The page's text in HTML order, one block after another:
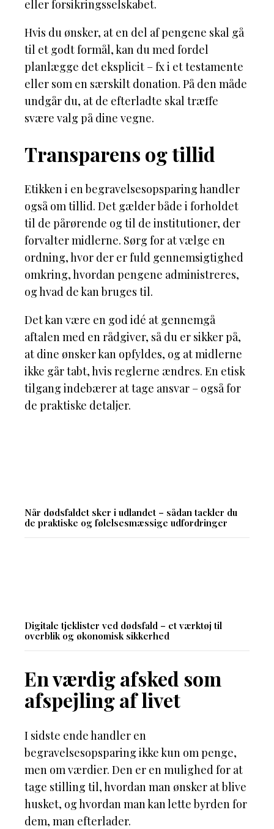
eller forsikringsselskabet.
Hvis du ønsker, at en del af pengene skal gå
til et godt formål, kan du med fordel
planlægge det eksplicit – fx i et testamente
eller som en særskilt donation. På den måde
undgår du, at de efterladte skal træffe
svære valg på dine vegne.
Transparens og tillid
Etikken i en begravelsesopsparing handler
også om tillid. Det gælder både i forholdet
til de pårørende og til de institutioner, der
forvalter midlerne. Sørg for at vælge en
ordning, hvor der er fuld gennemsigtighed
omkring, hvordan pengene administreres,
og hvad de kan bruges til.
Det kan være en god idé at gennemgå
aftalen med en rådgiver, så du er sikker på,
at dine ønsker kan opfyldes, og at midlerne
ikke går tabt, hvis reglerne ændres. En etisk
tilgang indebærer at tage ansvar – også for
de praktiske detaljer.
Når dødsfaldet sker i udlandet – sådan tackler du
de praktiske og følelsesmæssige udfordringer
Digitale tjeklister ved dødsfald – et værktøj til
overblik og økonomisk sikkerhed
En værdig afsked som
afspejling af livet
I sidste ende handler en
begravelsesopsparing ikke kun om penge,
men om værdier. Den er en mulighed for at
tage stilling til, hvordan man ønsker at blive
husket, og hvordan man kan lette byrden for
dem, man efterlader.